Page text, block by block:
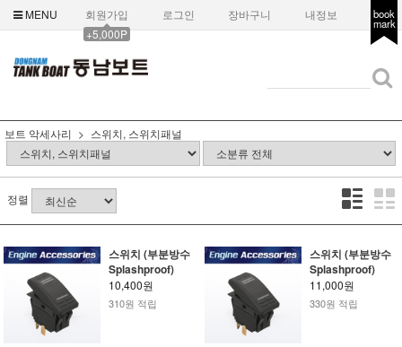
MENU
회원가입
+5,000P
로그인 장바구니 내정보 book
mark
보트 악세사리 스위치, 스위치패널
정렬
스위치 (부분방수
Splashproof)
10,400원
310원 적립
스위치 (부분방수
Splashproof)
11,000원
330원 적립